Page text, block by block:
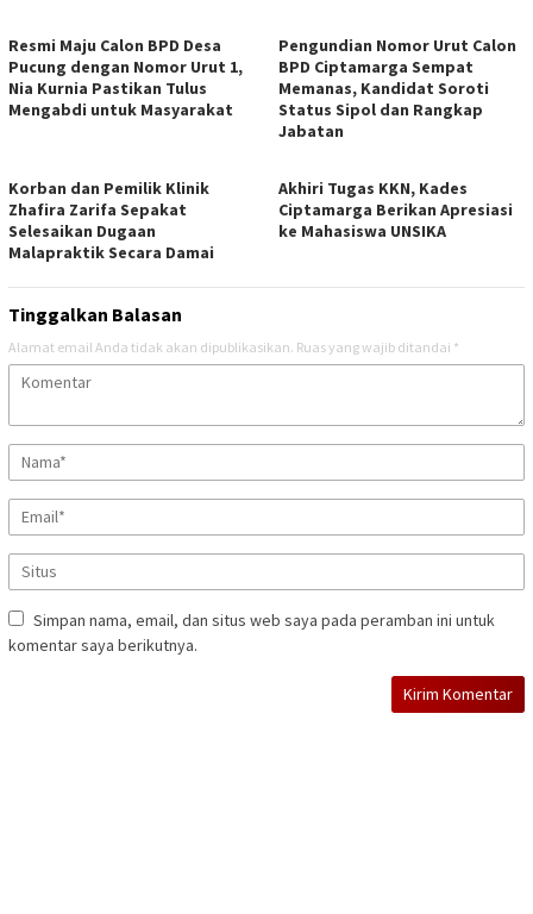
Resmi Maju Calon BPD Desa
Pucung dengan Nomor Urut 1,
Nia Kurnia Pastikan Tulus
Mengabdi untuk Masyarakat
Pengundian Nomor Urut Calon
BPD Ciptamarga Sempat
Memanas, Kandidat Soroti
Status Sipol dan Rangkap
Jabatan
Korban dan Pemilik Klinik
Zhafira Zarifa Sepakat
Selesaikan Dugaan
Malapraktik Secara Damai
Akhiri Tugas KKN, Kades
Ciptamarga Berikan Apresiasi
ke Mahasiswa UNSIKA
Tinggalkan Balasan
Alamat email Anda tidak akan dipublikasikan. Ruas yang wajib ditandai *
Simpan nama, email, dan situs web saya pada peramban ini untuk
komentar saya berikutnya.